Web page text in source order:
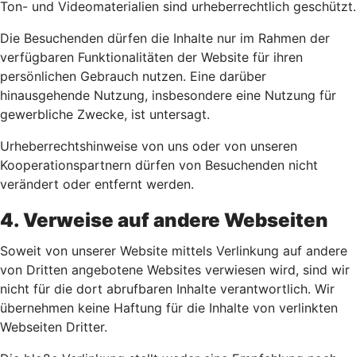
Ton- und Videomaterialien sind urheberrechtlich geschützt.
Die Besuchenden dürfen die Inhalte nur im Rahmen der
verfügbaren Funktionalitäten der Website für ihren
persönlichen Gebrauch nutzen. Eine darüber
hinausgehende Nutzung, insbesondere eine Nutzung für
gewerbliche Zwecke, ist untersagt.
Urheberrechtshinweise von uns oder von unseren
Kooperationspartnern dürfen von Besuchenden nicht
verändert oder entfernt werden.
4. Verweise auf andere Webseiten
Soweit von unserer Website mittels Verlinkung auf andere
von Dritten angebotene Websites verwiesen wird, sind wir
nicht für die dort abrufbaren Inhalte verantwortlich. Wir
übernehmen keine Haftung für die Inhalte von verlinkten
Webseiten Dritter.